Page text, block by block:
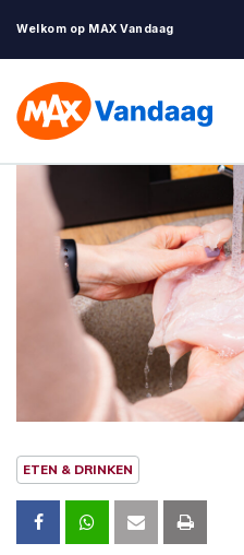
Welkom op MAX Vandaag
ETEN & DRINKEN